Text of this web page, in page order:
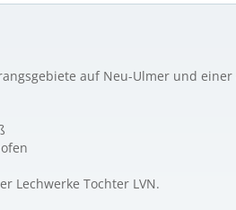
auf Neu-Ulmer und
Lechwerke Tochter LVN.